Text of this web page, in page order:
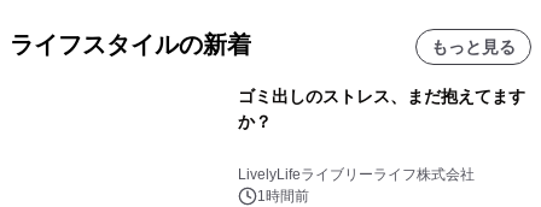
ライフスタイルの新着 もっと見る
ゴミ出しのストレス、まだ抱えてます
か？
LivelyLifeライブリーライフ株式会社
1時間前